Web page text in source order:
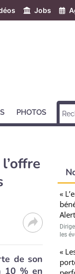
Jobs
PHOTOS
de son
10 % en
«
les
«